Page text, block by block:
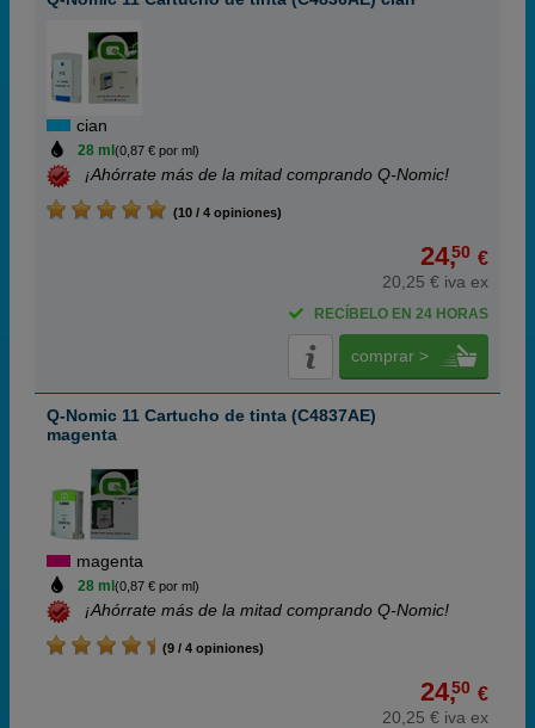
cian
28 ml (0,87 € por ml)
¡Ahórrate más de la mitad comprando Q-Nomic!
(10 / 4 opiniones)
24,50 €
20,25 € iva ex
RECÍBELO EN 24 HORAS
comprar >
Q-Nomic 11 Cartucho de tinta (C4837AE)
magenta
magenta
28 ml (0,87 € por ml)
¡Ahórrate más de la mitad comprando Q-Nomic!
(9 / 4 opiniones)
24,50 €
20,25 € iva ex